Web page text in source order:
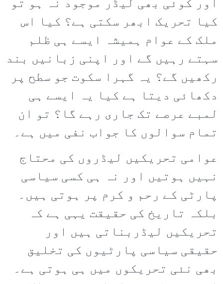
کیا تحریک ابھر سکتی ہے؟ کیا اس
ملک کے عوام ہمیشہ ایسے ہی ظلم
سہتے رہیں گے اور اپنی زبانیں بند
رکھیں گے؟ یہ گہرا سکوت جو سطح پر
دکھائی دیتا ہے کیا یہ ایسے ہی
لمبے عرصے تک جاری رہے گا؟ تو ان
تمام سوالوں کا جواب نفی میں ہے۔
عوامی تحریکیں لیڈروں کی محتاج
نہیں ہوتیں اور نہ ہی کسی سیاسی
پارٹی کے رحم و کرم پر ہوتی ہیں۔
بلکہ تاریخ کی حقیقت یہی ہے کہ
تحریکیں لیڈربناتی ہیں اور
حقیقی سیاسی پارٹیوں کی تخلیق
بھی نئی تحریکوں میں ہی ہوتی ہے۔